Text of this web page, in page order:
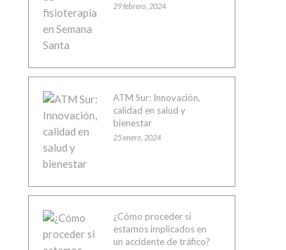
29 febrero, 2024
ATM Sur: Innovación,
calidad en salud y
bienestar
25 enero, 2024
¿Cómo proceder si
estamos implicados en
un accidente de tráfico?